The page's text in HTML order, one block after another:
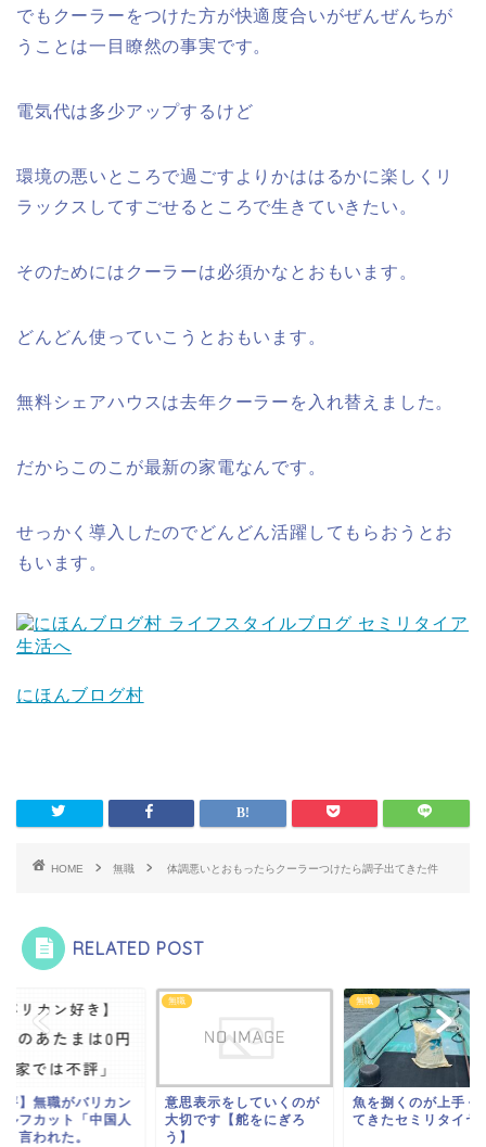
でもクーラーをつけた方が快適度合いがぜんぜんちが
うことは一目瞭然の事実です。
電気代は多少アップするけど
環境の悪いところで過ごすよりかははるかに楽しくリ
ラックスしてすごせるところで生きていきたい。
そのためにはクーラーは必須かなとおもいます。
どんどん使っていこうとおもいます。
無料シェアハウスは去年クーラーを入れ替えました。
だからこのこが最新の家電なんです。
せっかく導入したのでどんどん活躍してもらおうとお
もいます。
にほんブログ村
HOME 無職 体調悪いとおもったらクーラーつけたら調子出てきた件
RELATED POST
評】無職がバリカン
ルフカット「中国人
と言われた。
無職
意思表示をしていくのが
大切です【舵をにぎろ
う】
無職
魚を捌くのが上手く
てきたセミリタイヤ